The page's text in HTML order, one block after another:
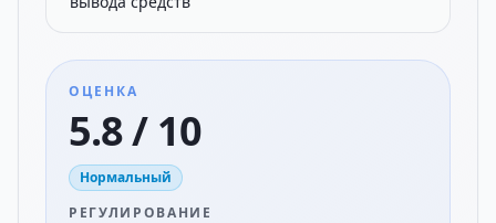
ОЦЕНКА
5.8 / 10
Нормальный
РЕГУЛИРОВАНИЕ